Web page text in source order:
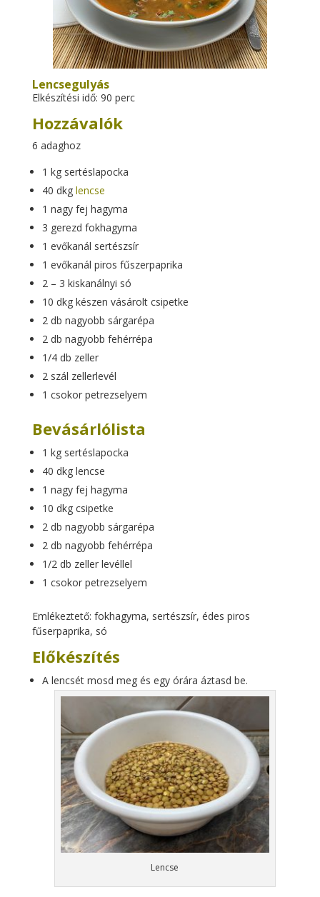
Lencsegulyás
Elkészítési idő: 90 perc
Hozzávalók
6 adaghoz
1 kg sertéslapocka
40 dkg lencse
1 nagy fej hagyma
3 gerezd fokhagyma
1 evőkanál sertészsír
1 evőkanál piros fűszerpaprika
2 – 3 kiskanálnyi só
10 dkg készen vásárolt csipetke
2 db nagyobb sárgarépa
2 db nagyobb fehérrépa
1/4 db zeller
2 szál zellerlevél
1 csokor petrezselyem
Bevásárlólista
1 kg sertéslapocka
40 dkg lencse
1 nagy fej hagyma
10 dkg csipetke
2 db nagyobb sárgarépa
2 db nagyobb fehérrépa
1/2 db zeller levéllel
1 csokor petrezselyem
Emlékeztető: fokhagyma, sertészsír, édes piros
fűserpaprika, só
Előkészítés
A lencsét mosd meg és egy órára áztasd be.
Lencse